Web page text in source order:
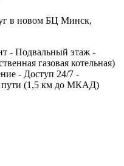
в новом БЦ Минск,
- Подвальный этаж -
газовая котельная)
- Доступ 24/7 -
пути (1,5 км до МКАД)